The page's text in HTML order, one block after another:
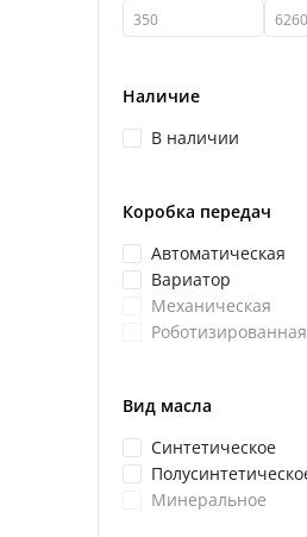
Наличие
В наличии
Коробка передач
Автоматическая
Вариатор
Механическая
Роботизированная
Вид масла
Синтетическое
Минеральное